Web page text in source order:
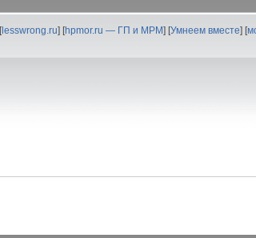
[lesswrong.ru] [hpmor.ru — ГП и МРМ] [Умнеем вместе] [